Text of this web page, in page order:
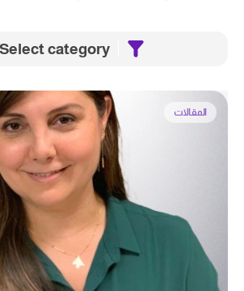
Select category
المقالات